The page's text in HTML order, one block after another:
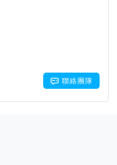
聯絡團隊